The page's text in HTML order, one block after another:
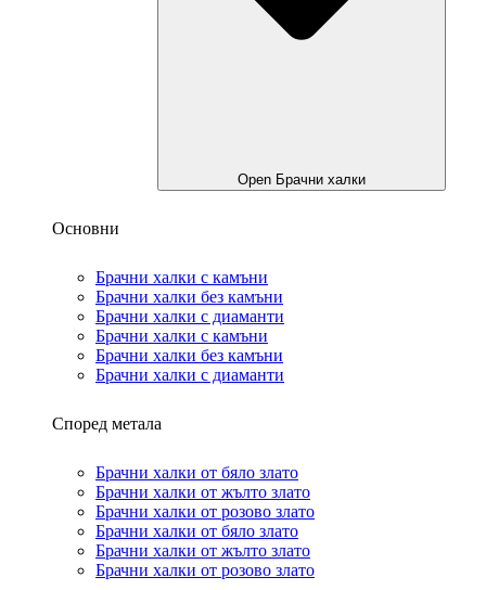
Open Брачни халки
Основни
Брачни халки с камъни
Брачни халки без камъни
Брачни халки с диаманти
Брачни халки с камъни
Брачни халки без камъни
Брачни халки с диаманти
Според метала
Брачни халки от бяло злато
Брачни халки от жълто злато
Брачни халки от розово злато
Брачни халки от бяло злато
Брачни халки от жълто злато
Брачни халки от розово злато